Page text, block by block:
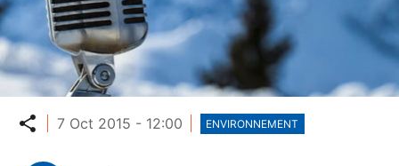
Partager
7 Oct 2015 - 12:00 ENVIRONNEMENT